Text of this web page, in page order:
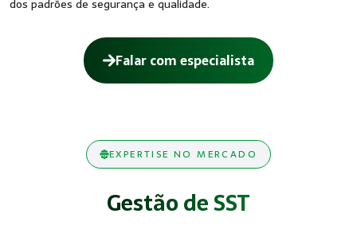
dos padrões de segurança e qualidade.
Falar com especialista
EXPERTISE NO MERCADO
Gestão de SST